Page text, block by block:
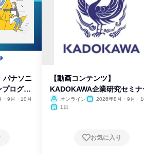
パナソニ
プログラ
9月・10月
【動画コンテンツ】
KADOKAWA企業研究セミナ
オンライン
2026年8月・9月・
1日
お気に入り